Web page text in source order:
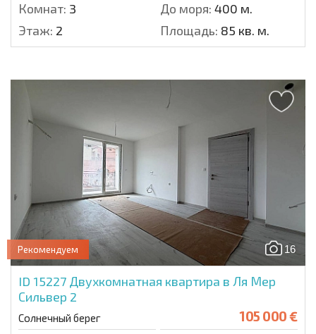
Комнат: 3 До моря: 400 м.
Этаж: 2 Площадь: 85 кв. м.
16
Рекомендуем
ID 15227 Двухкомнатная квартира в Ля Мер
Сильвер 2
Солнечный берег 105 000 €